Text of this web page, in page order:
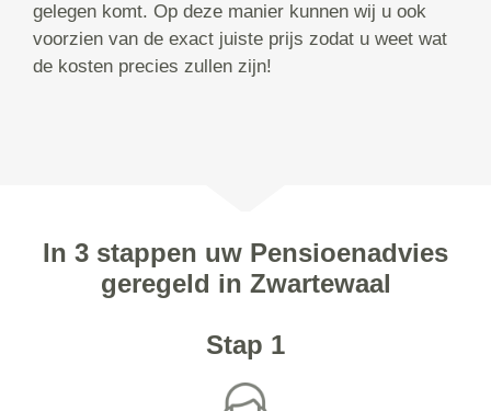
gelegen komt. Op deze manier kunnen wij u ook
voorzien van de exact juiste prijs zodat u weet wat
de kosten precies zullen zijn!
In 3 stappen uw Pensioenadvies
geregeld in Zwartewaal
Stap 1